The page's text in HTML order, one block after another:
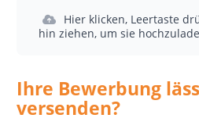
Hier klicken, Leertaste
hin ziehen, um sie
Ihre Bewerbung
versenden?